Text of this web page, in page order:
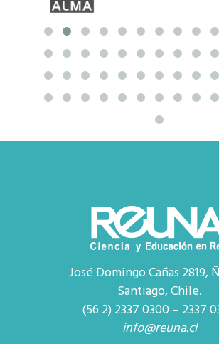
José Domingo Cañas 2819,
Santiago, Chile.
(56 2) 2337 0300 – 2337
info@reuna.cl